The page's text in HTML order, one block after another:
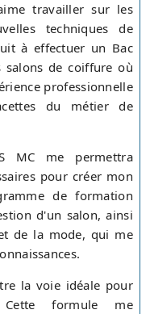
travailler sur les
techniques de
à effectuer un Bac
salons de coiffure où
professionnelle
du métier de
MC me permettra
pour créer mon
de formation
d'un salon, ainsi
de la mode, qui me
la voie idéale pour
Cette formule me